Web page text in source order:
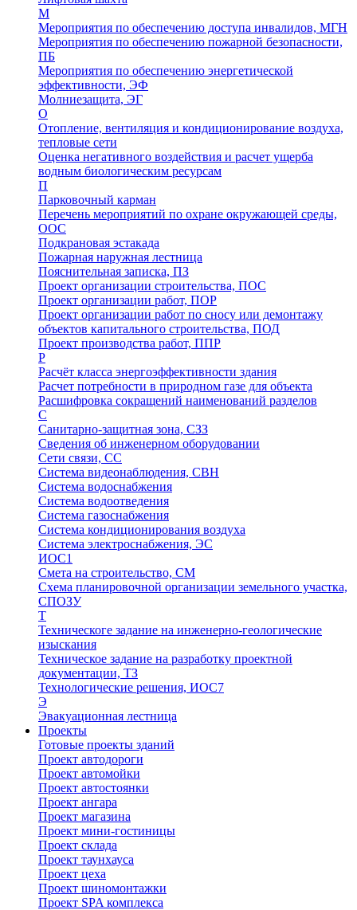
М
Мероприятия по обеспечению доступа инвалидов, МГН
Мероприятия по обеспечению пожарной безопасности,
ПБ
Мероприятия по обеспечению энергетической
эффективности, ЭФ
Молниезащита, ЭГ
О
Отопление, вентиляция и кондиционирование воздуха,
тепловые сети
Оценка негативного воздействия и расчет ущерба
водным биологическим ресурсам
П
Парковочный карман
Перечень мероприятий по охране окружающей среды,
ООС
Подкрановая эстакада
Пожарная наружная лестница
Пояснительная записка, ПЗ
Проект организации строительства, ПОС
Проект организации работ, ПОР
Проект организации работ по сносу или демонтажу
объектов капитального строительства, ПОД
Проект производства работ, ППР
Р
Расчёт класса энергоэффективности здания
Расчет потребности в природном газе для объекта
Расшифровка сокращений наименований разделов
С
Санитарно-защитная зона, СЗЗ
Сведения об инженерном оборудовании
Сети связи, СС
Система видеонаблюдения, СВН
Система водоснабжения
Система водоотведения
Система газоснабжения
Система кондиционирования воздуха
Система электроснабжения, ЭС
ИОС1
Смета на строительство, СМ
Схема планировочной организации земельного участка,
СПОЗУ
Т
Техническоге задание на инженерно-геологические
изыскания
Техническое задание на разработку проектной
документации, ТЗ
Технологические решения, ИОC7
Э
Эвакуационная лестница
Проекты
Готовые проекты зданий
Проект автодороги
Проект автомойки
Проект автостоянки
Проект ангара
Проект магазина
Проект мини-гостиницы
Проект склада
Проект таунхауса
Проект цеха
Проект шиномонтажки
Проект SPA комплекса